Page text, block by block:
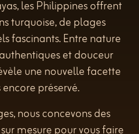
les Philippines offrent
turquoise, de plages
fascinants. Entre nature
et douceur
une nouvelle facette
préservé.
nous concevons des